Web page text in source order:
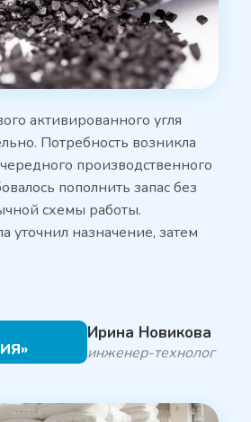
активированного угля
Потребность возникла
производственного
пополнить запас без
схемы работы.
уточнил назначение, затем
Ирина Новикова
инженер-технолог